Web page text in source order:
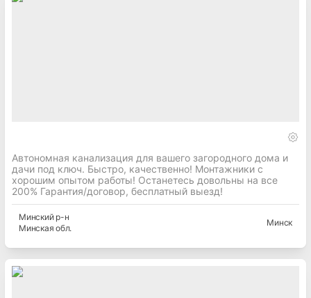
Автономная канализация для вашего загородного дома и
дачи под ключ. Быстро, качественно! Монтажники с
хорошим опытом работы! Останетесь довольны на все
200% Гарантия/договор, бесплатный выезд!
Минскийр-н
Минская обл.
Минск